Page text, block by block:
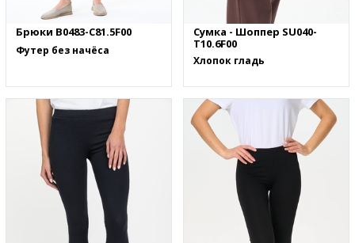
Брюки B0483-C81.5F00
Футер без начёса
Сумка - Шоппер SU040-
T10.6F00
Хлопок гладь